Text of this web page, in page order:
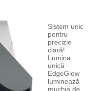
Sistem unic
pentru
precizie
clară!
Lumina
unică
EdgeGlow
luminează
muchia de